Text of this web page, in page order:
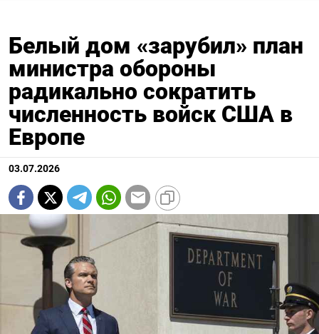
Белый дом «зарубил» план
министра обороны
радикально сократить
численность войск США в
Европе
03.07.2026